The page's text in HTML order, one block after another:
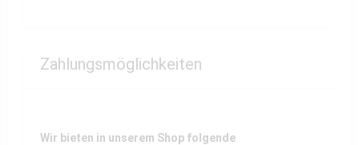
Zahlungsmöglichkeiten
Wir bieten in unserem Shop folgende